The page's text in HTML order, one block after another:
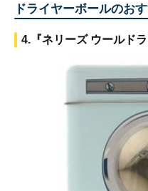
ドライヤーボールのお
4.『ネリーズ ウールドラ